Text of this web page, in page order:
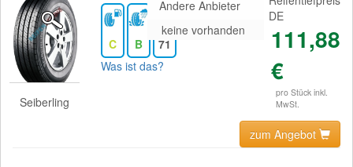
Seiberling
C B
71
Was ist das?
Andere Anbieter
keine vorhanden
DE
111,88
€
pro Stück inkl.
MwSt.
zum Angebot